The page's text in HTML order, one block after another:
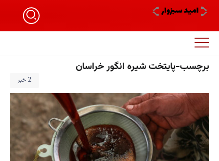
برچسب-پایتخت شیره انگور خراسان
2 خبر